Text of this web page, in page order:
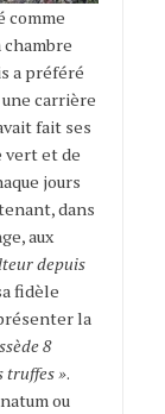
comme
a préféré
carrière
fait ses
vert et de
jours
dans
aux
depuis
fidèle
la
8
truffes ».
ou